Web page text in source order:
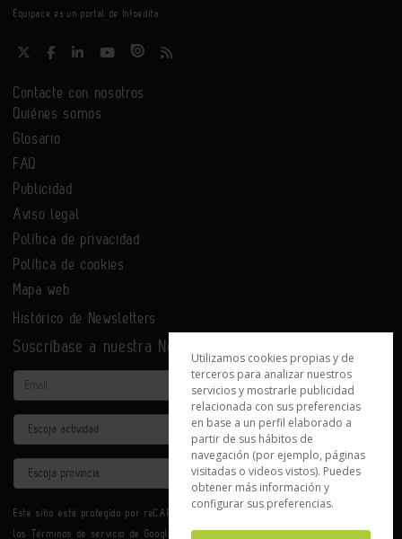
Equipack es un portal de Infoedita
Contacte con nosotros
Quiénes somos
Glosario
FAQ
Publicidad
Aviso legal
Política de privacidad
Política de cookies
Mapa web
Histórico de Newsletters
Suscríbase a nuestra Newsletter
Email
Actividad
Provincia
Este sitio está protegido por reCAPTCHA y se aplican la
los Términos de servicio de Google.
Utilizamos cookies propias y de
terceros para analizar nuestros
servicios y mostrarle publicidad
relacionada con sus preferencias
en base a un perfil elaborado a
partir de sus hábitos de
navegación (por ejemplo, páginas
visitadas o videos vistos). Puedes
obtener más información y
configurar sus preferencias.